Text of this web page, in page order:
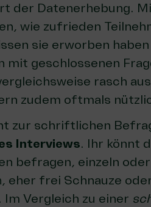
der Datenerhebung.
wie zufrieden
sie erworben
mit geschlossenen
rasch
zudem oftmals
zur schriftlichen
Interviews. Ihr könnt
befragen, einzeln
eher frei Schnauze
Vergleich zu einer